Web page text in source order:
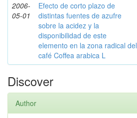
2006-
05-01
Efecto de corto plazo de
distintas fuentes de azufre
sobre la acidez y la
disponibilidad de este
elemento en la zona radical del
café Coffea arabica L
Discover
Author